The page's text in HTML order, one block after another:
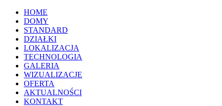
HOME
DOMY
STANDARD
DZIAŁKI
LOKALIZACJA
TECHNOLOGIA
GALERIA
WIZUALIZACJE
OFERTA
AKTUALNOŚCI
KONTAKT